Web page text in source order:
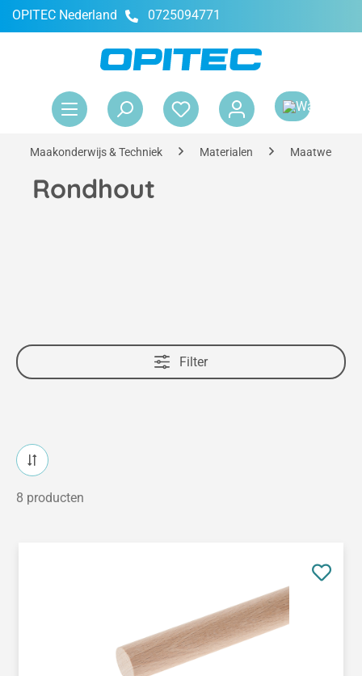
OPITEC Nederland 0725094771
Maakonderwijs & Techniek Materialen Maatwerk
Rondhout
Filter
8 producten